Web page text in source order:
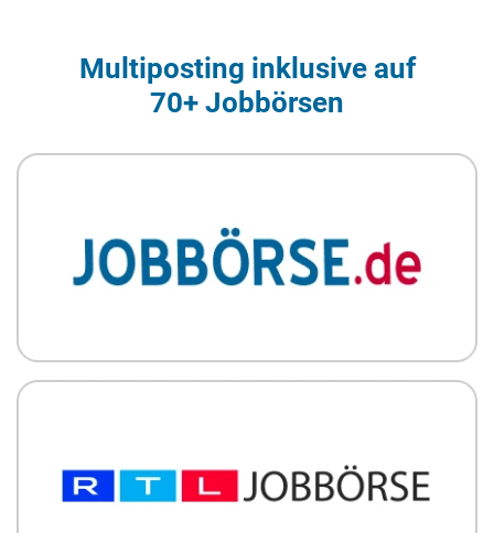
Multiposting inklusive auf
70+ Jobbörsen